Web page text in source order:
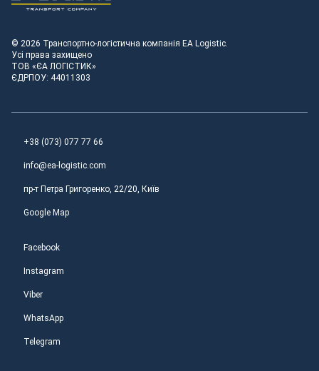
© 2026 Транспортно-логістична компанія EA Logistic.
Усі права захищено
ТОВ «ЄА ЛОГІСТИК»
ЄДРПОУ: 44011303
+38 (073) 077 77 66
info@ea-logistic.com
пр-т Петра Григоренко, 22/20, Київ
Google Map
Facebook
Instagram
Viber
WhatsApp
Telegram